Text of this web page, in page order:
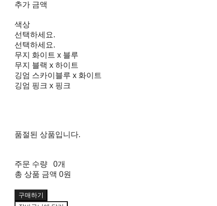
추가 금액
색상
선택하세요.
선택하세요.
무지 화이트 x 블루
무지 블랙 x 하이트
깅엄 스카이블루 x 화이트
깅엄 핑크 x 핑크
품절된 상품입니다.
주문 수량
0개
총 상품 금액 0원
구매하기